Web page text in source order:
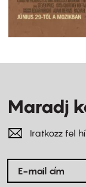
Maradj
Iratkozz fel